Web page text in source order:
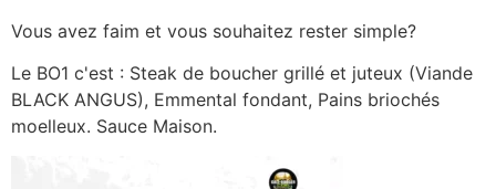
Vous avez faim et vous souhaitez rester simple?
Le BO1 c'est : Steak de boucher grillé et juteux (Viande
BLACK ANGUS), Emmental fondant, Pains briochés
moelleux. Sauce Maison.